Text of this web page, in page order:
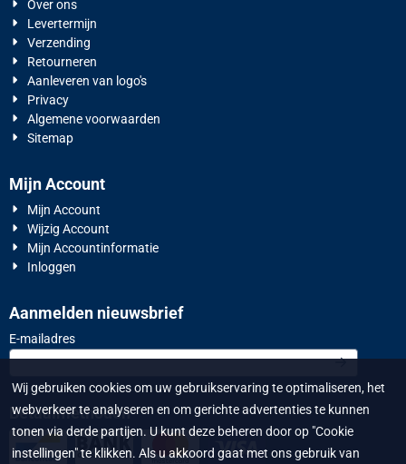
Over ons
Levertermijn
Verzending
Retourneren
Aanleveren van logo's
Privacy
Algemene voorwaarden
Sitemap
Mijn Account
Mijn Account
Wijzig Account
Mijn Accountinformatie
Inloggen
Aanmelden nieuwsbrief
E-mailadresVul je e-mailadres in voor de nieuwsbrief
Betaalmethoden
Wij gebruiken cookies om uw gebruikservaring te optimaliseren, het
webverkeer te analyseren en om gerichte advertenties te kunnen
tonen via derde partijen. U kunt deze beheren door op "Cookie
instellingen" te klikken. Als u akkoord gaat met ons gebruik van